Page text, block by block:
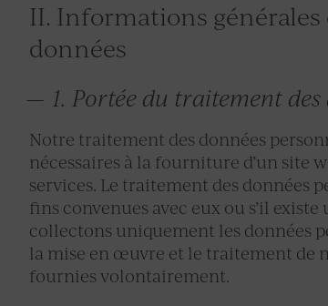
II. Informations
données
1. Portée du traitement
Notre traitement des données
nécessaires à la fourniture d’un site
services. Le traitement des données
fins convenues avec eux ou s’il
collectons uniquement les données
la mise en œuvre et le traitement de
fournies volontairement.